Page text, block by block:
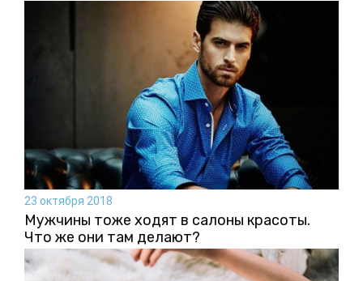
23 октября 2018
Мужчины тоже ходят в салоны красоты.
Что же они там делают?